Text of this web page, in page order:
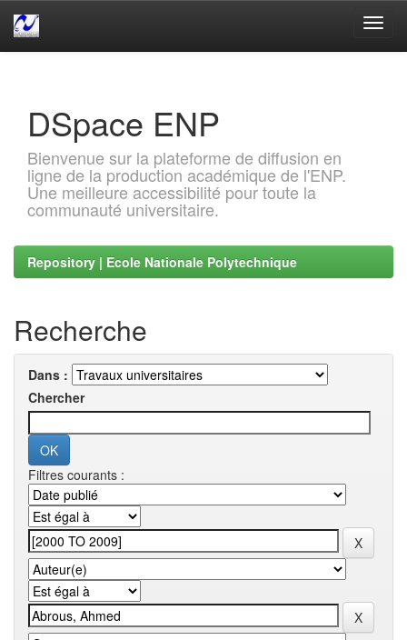
DSpace ENP
Bienvenue sur la plateforme de diffusion en
ligne de la production académique de l'ENP.
Une meilleure accessibilité pour toute la
communauté universitaire.
Repository | Ecole Nationale Polytechnique
Recherche
Dans :
Chercher
Filtres courants :